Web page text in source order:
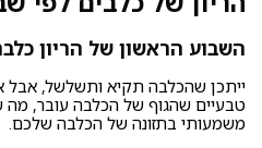
השבוע הראשון של הריון
ייתכן שהכלבה תקיא ותשלשל, אבל
טבעיים שהגוף של הכלבה עובר, מה
משמעותי בתזונה של הכלבה שלכם.